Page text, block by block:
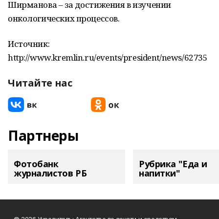
Ширманова – за достижения в изучении
онкологических процессов.
Источник:
http://www.kremlin.ru/events/president/news/62735
Читайте нас
Партнеры
Фотобанк
журналистов РБ
Рубрика "Еда и
напитки"